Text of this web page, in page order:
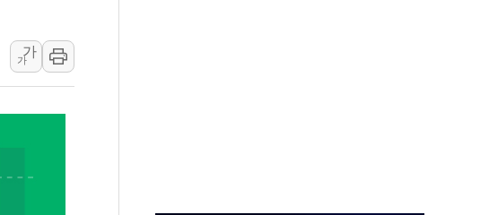
…트럼프 제동
일 이상 '올스톱'… 美 해상봉쇄 영향
개입했나" 촉각
쇼크에 반도체주 '활짝'
려 후퇴…나스닥 선물 1%대 상승
월 금리 인상 기대 후퇴
체결
우드플레어·태양광주↑ VS 트레이드데스크·웬디스↓
가
가